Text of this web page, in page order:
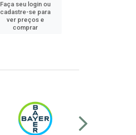
Faça seu login ou
cadastre-se para
ver preços e
comprar